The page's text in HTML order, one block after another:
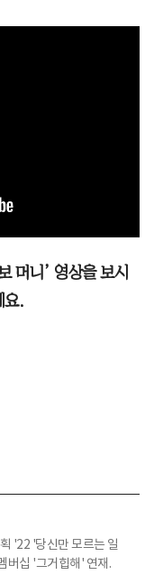
머니’ 영상을 보시
요.
'22 '당신만 모르는 일
버십 '그거힙해' 연재.